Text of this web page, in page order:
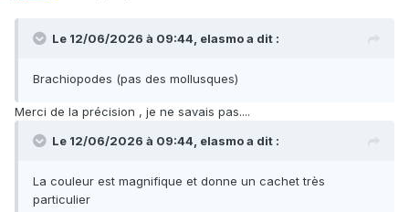
Le 12/06/2026 à 09:44, elasmoa dit :
Brachiopodes (pas des mollusques)
Merci de la précision , je ne savais pas....
Le 12/06/2026 à 09:44, elasmoa dit :
La couleur est magnifique et donne un cachet très
particulier